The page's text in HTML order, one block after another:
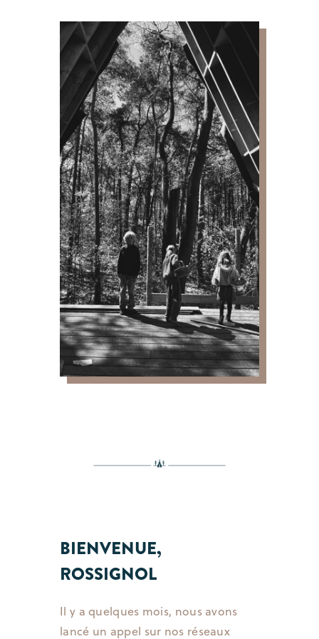
BIENVENUE,
ROSSIGNOL
Il y a quelques mois, nous avons
lancé un appel sur nos réseaux